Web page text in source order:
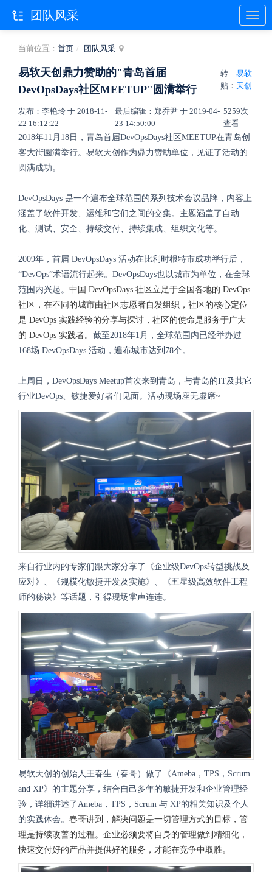
当前位置： 首页 团队风采
易软天创鼎力赞助的"青岛首届
DevOpsDays社区MEETUP"圆满举行
转
贴：
易软
天创
发布：李艳玲 于 2018-11-
22 16:12:22
最后编辑：郑乔尹 于 2019-04-
23 14:50:00
5259次
查看
2018年11月18日，青岛首届DevOpsDays社区MEETUP在青岛创
客大街圆满举行。易软天创作为鼎力赞助单位，见证了活动的
圆满成功。
DevOpsDays 是一个遍布全球范围的系列技术会议品牌，内容上
涵盖了软件开发、运维和它们之间的交集。主题涵盖了自动
化、测试、安全、持续交付、持续集成、组织文化等。
2009年，首届 DevOpsDays 活动在比利时根特市成功举行后，
“DevOps”术语流行起来。DevOpsDays也以城市为单位，在全球
范围内兴起。 中国 DevOpsDays 社区立足于全国各地的 DevOps
社区，在不同的城市由社区志愿者自发组织， 社区的核心定位
是 DevOps 实践经验的分享与探讨，社区的使命是服务于广大
的 DevOps 实践者。 截至2018年1月，全球范围内已经举办过
168场 DevOpsDays 活动，遍布城市达到78个。
上周日，DevOpsDays Meetup首次来到青岛，与青岛的IT及其它
行业DevOps、敏捷爱好者们见面。活动现场座无虚席~
来自行业内的专家们跟大家分享了《企业级DevOps转型挑战及
应对》、《规模化敏捷开发及实施》、《五星级高效软件工程
师的秘诀》等话题，引得现场掌声连连。
易软天创的创始人王春生（春哥）做了《Ameba，TPS，Scrum
and XP》的主题分享， 结合自己多年的敏捷开发和企业管理经
验 ，详细讲述了Ameba，TPS，Scrum 与 XP的相关知识及个人
的实践体会 。 春哥讲到，解决问题是一切管理方式的目标，管
理是持续改善的过程。企业必须要将自身的管理做到精细化，
快速交付好的产品并提供好的服务，才能在竞争中取胜。
团队风采